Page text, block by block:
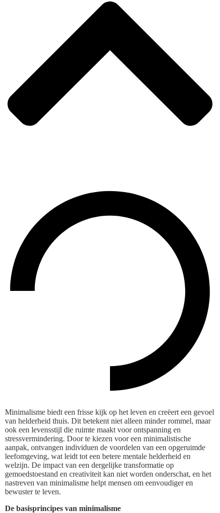
Minimalisme biedt een frisse kijk op het leven en creëert een gevoel
van helderheid thuis. Dit betekent niet alleen minder rommel, maar
ook een levensstijl die ruimte maakt voor ontspanning en
stressvermindering. Door te kiezen voor een minimalistische
aanpak, ontvangen individuen de voordelen van een opgeruimde
leefomgeving, wat leidt tot een betere mentale helderheid en
welzijn. De impact van een dergelijke transformatie op
gemoedstoestand en creativiteit kan niet worden onderschat, en het
nastreven van minimalisme helpt mensen om eenvoudiger en
bewuster te leven.
De basisprincipes van minimalisme